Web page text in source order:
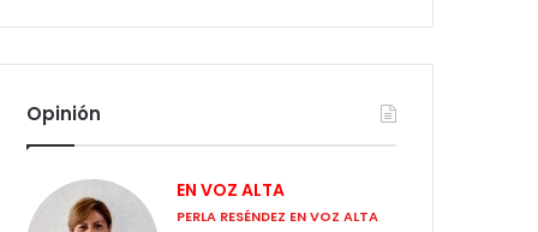
Opinión
EN VOZ ALTA
PERLA RESÉNDEZ EN VOZ ALTA